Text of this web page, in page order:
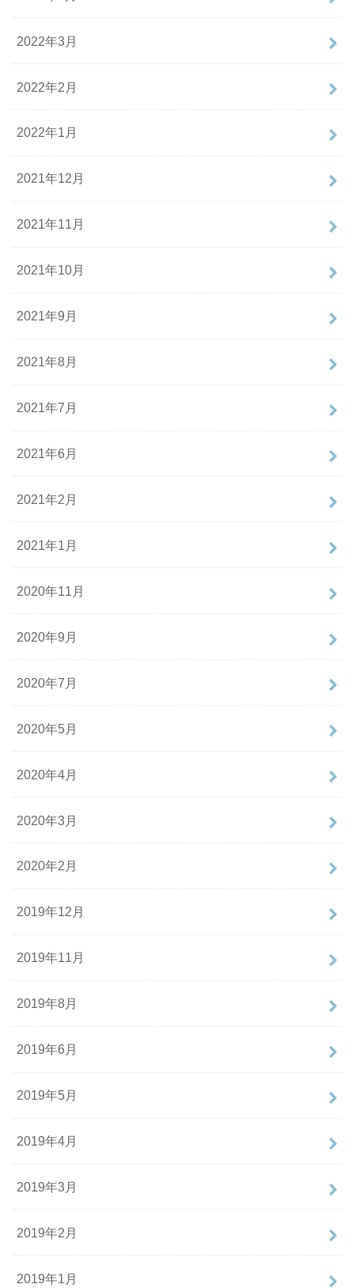
2022年3月
2022年2月
2022年1月
2021年12月
2021年11月
2021年10月
2021年9月
2021年8月
2021年7月
2021年6月
2021年2月
2021年1月
2020年11月
2020年9月
2020年7月
2020年5月
2020年4月
2020年3月
2020年2月
2019年12月
2019年11月
2019年8月
2019年6月
2019年5月
2019年4月
2019年3月
2019年2月
2019年1月